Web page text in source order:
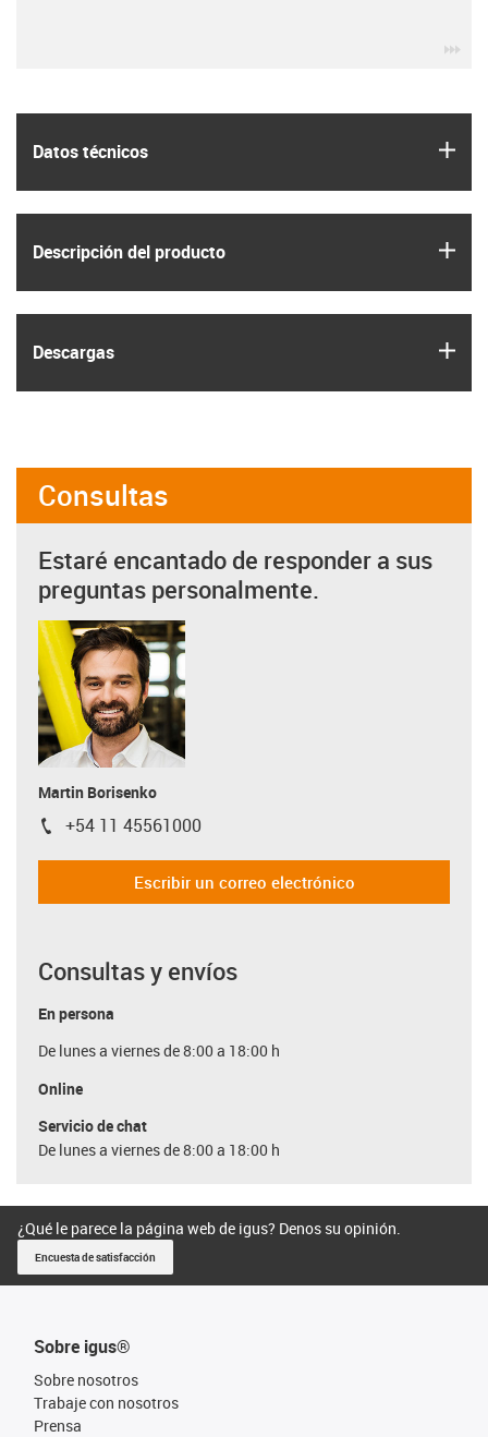
Datos técnicos
Descripción del producto
Descargas
Consultas
Estaré encantado de responder a sus
preguntas personalmente.
Martin Borisenko
igus-icon-phone
+54 11 45561000
Escribir un correo electrónico
Consultas y envíos
En persona
De lunes a viernes de 8:00 a 18:00 h
Online
Servicio de chat
De lunes a viernes de 8:00 a 18:00 h
¿Qué le parece la página web de igus? Denos su opinión.
Encuesta de satisfacción
Sobre igus®
Sobre nosotros
Trabaje con nosotros
Prensa